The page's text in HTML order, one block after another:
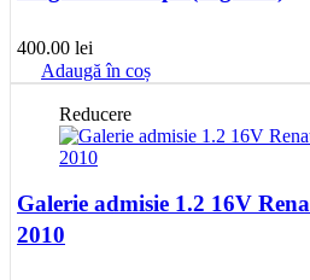
400.00 lei
Adaugă în coș
Reducere
Galerie admisie 1.2 16V
2010